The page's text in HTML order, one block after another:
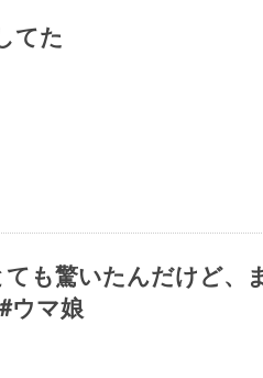
てた
も驚いたんだけど、
ウマ娘